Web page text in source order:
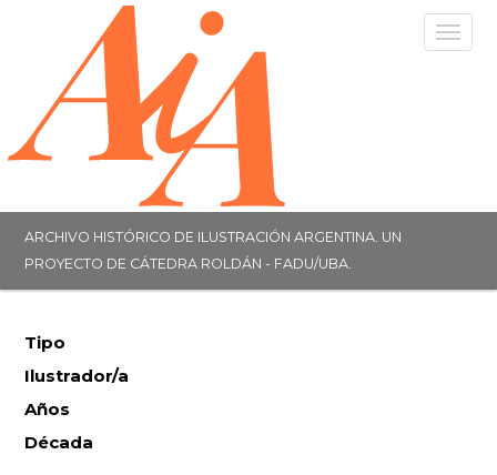
ARCHIVO HISTÓRICO DE ILUSTRACIÓN ARGENTINA. UN
PROYECTO DE CÁTEDRA ROLDÁN - FADU/UBA.
Tipo
Ilustrador/a
Años
Década